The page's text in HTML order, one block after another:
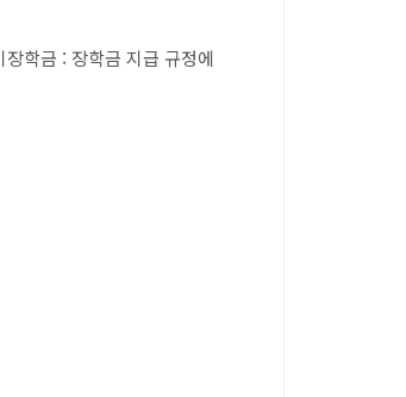
장학금 : 장학금 지급 규정에